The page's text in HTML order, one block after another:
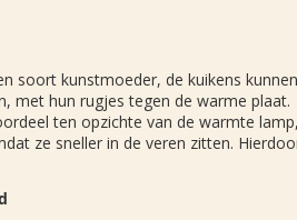
soort kunstmoeder, de kuikens kunnen
met hun rugjes tegen de warme plaat.
ten opzichte van de warmte
ze sneller in de veren zitten.